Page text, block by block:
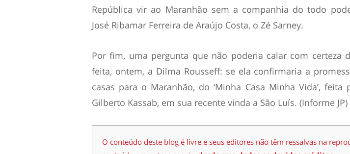
República vir ao Maranhão sem a companhia do todo
José Ribamar Ferreira de Araújo Costa, o Zé Sarney.
Por fim, uma pergunta que não poderia calar com certeza
feita, ontem, a Dilma Rousseff: se ela confirmaria a
casas para o Maranhão, do ‘Minha Casa Minha Vida’, feita
Gilberto Kassab, em sua recente vinda a São Luís. (Informe JP)
O conteúdo deste blog é livre e seus editores não têm ressalvas na